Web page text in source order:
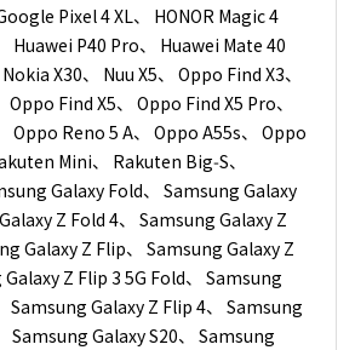
Pixel 4 XL、 HONOR Magic 4
Huawei P40 Pro、 Huawei Mate 40
X30、 Nuu X5、 Oppo Find X3、
Find X5、 Oppo Find X5 Pro、
Oppo Reno 5 A、 Oppo A55s、 Oppo
Mini、 Rakuten Big‑S、
Galaxy Fold、 Samsung Galaxy
Z Fold 4、 Samsung Galaxy Z
Galaxy Z Flip、 Samsung Galaxy Z
Z Flip 3 5G Fold、 Samsung
Samsung Galaxy Z Flip 4、 Samsung
Samsung Galaxy S20、 Samsung